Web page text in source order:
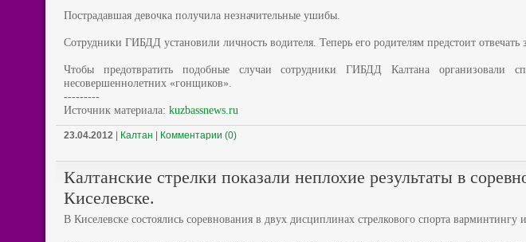
Пострадавшая девочка получила незначительные ушибы.
Сотрудники ГИБДД установили личность водителя. Теперь его родителям предстоит
Чтобы предотвратить подобные случаи сотрудники ГИБДД Калтана организовали
несовершеннолетних «гонщиков».
---------
Источник материала: kuzbassnews.ru
23.04.2012 Калтан Комментарии (0)
Калтанские стрелки показали неплохие результаты в
Киселевске.
В Киселевске состоялись соревнования в двух дисциплинах стрелкового спорта варминтингу